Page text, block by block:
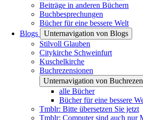
Beiträge in anderen Büchern
Buchbesprechungen
Bücher für eine bessere Welt
Blogs
Unternavigation von Blogs
Stilvoll Glauben
Citykirche Schweinfurt
Kuschelkirche
Buchrezensionen
Unternavigation von
alle Bücher
Bücher für eine bessere
Tmblr: Bitte übersetzen Sie jetzt
Tmblr: Computer sind auch nur